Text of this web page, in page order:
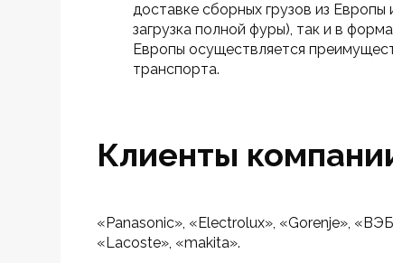
доставке сборных грузов из
загрузка полной фуры), так и в
Европы осуществляется
транспорта.
Клиенты
«Panasonic», «Electrolux», «Gorenje»,
«Lacoste», «makita».